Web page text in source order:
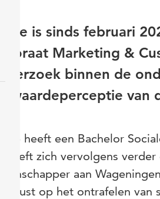
is sinds februari
Marketing &
binnen de
waardeperceptie
heeft een Bachelor
heeft zich vervolgens
aan
op het ontrafelen